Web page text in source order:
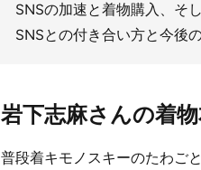
SNSの加速と着物購入、そ
SNSとの付き合い方と今後
岩下志麻さんの着
普段着キモノスキーのたわご